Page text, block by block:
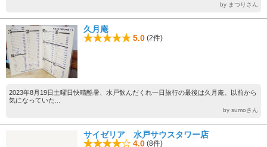
by まつりさん
久月庵
5.0 (2件)
2023年8月19日土曜日快晴酷暑、水戸飲んだくれ一日旅行の最後は久月庵。以前から
気になっていた...
by sumoさん
サイゼリア 水戸サウスタワー店
4.0 (8件)